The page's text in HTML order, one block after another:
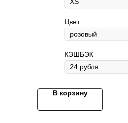
Цвет
КЭШБЭК
В корзину
Ножницы